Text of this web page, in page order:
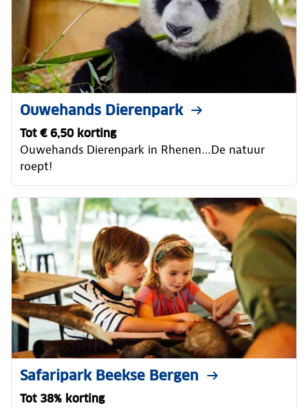
Ouwehands Dierenpark
Tot € 6,50 korting
Ouwehands Dierenpark in Rhenen…De natuur
roept!
Safaripark Beekse Bergen
Tot 38% korting